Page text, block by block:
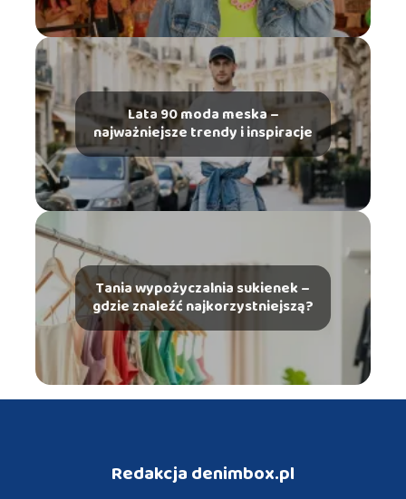
Lata 90 moda meska –
najważniejsze trendy i inspiracje
Tania wypożyczalnia sukienek –
gdzie znaleźć najkorzystniejszą?
Redakcja denimbox.pl